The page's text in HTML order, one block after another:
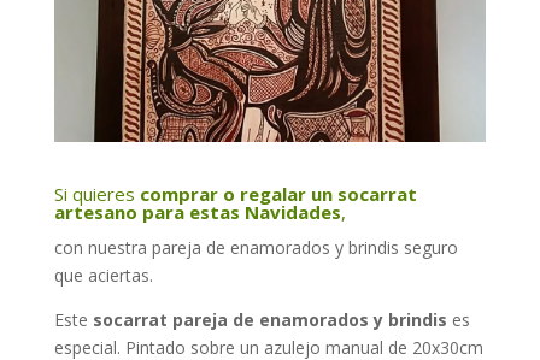
Si quieres comprar o regalar un socarrat
artesano para estas Navidades,
con nuestra pareja de enamorados y brindis seguro
que aciertas.
Este socarrat pareja de enamorados y brindis es
especial. Pintado sobre un azulejo manual de 20x30cm